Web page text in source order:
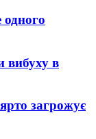
вибуху в
загрожує